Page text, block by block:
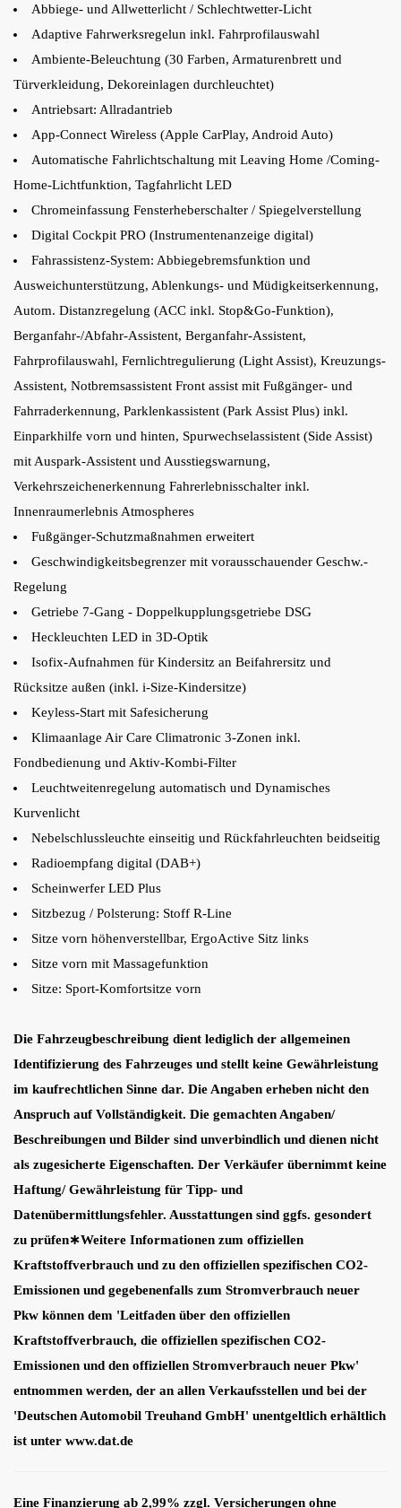
Abbiege- und Allwetterlicht / Schlechtwetter-Licht
Adaptive Fahrwerksregelun inkl. Fahrprofilauswahl
Ambiente-Beleuchtung (30 Farben, Armaturenbrett und
Türverkleidung, Dekoreinlagen durchleuchtet)
Antriebsart: Allradantrieb
App-Connect Wireless (Apple CarPlay, Android Auto)
Automatische Fahrlichtschaltung mit Leaving Home /Coming-
Home-Lichtfunktion, Tagfahrlicht LED
Chromeinfassung Fensterheberschalter / Spiegelverstellung
Digital Cockpit PRO (Instrumentenanzeige digital)
Fahrassistenz-System: Abbiegebremsfunktion und
Ausweichunterstützung, Ablenkungs- und Müdigkeitserkennung,
Autom. Distanzregelung (ACC inkl. Stop&Go-Funktion),
Berganfahr-/Abfahr-Assistent, Berganfahr-Assistent,
Fahrprofilauswahl, Fernlichtregulierung (Light Assist), Kreuzungs-
Assistent, Notbremsassistent Front assist mit Fußgänger- und
Fahrraderkennung, Parklenkassistent (Park Assist Plus) inkl.
Einparkhilfe vorn und hinten, Spurwechselassistent (Side Assist)
mit Auspark-Assistent und Ausstiegswarnung,
Verkehrszeichenerkennung Fahrerlebnisschalter inkl.
Innenraumerlebnis Atmospheres
Fußgänger-Schutzmaßnahmen erweitert
Geschwindigkeitsbegrenzer mit vorausschauender Geschw.-
Regelung
Getriebe 7-Gang - Doppelkupplungsgetriebe DSG
Heckleuchten LED in 3D-Optik
Isofix-Aufnahmen für Kindersitz an Beifahrersitz und
Rücksitze außen (inkl. i-Size-Kindersitze)
Keyless-Start mit Safesicherung
Klimaanlage Air Care Climatronic 3-Zonen inkl.
Fondbedienung und Aktiv-Kombi-Filter
Leuchtweitenregelung automatisch und Dynamisches
Kurvenlicht
Nebelschlussleuchte einseitig und Rückfahrleuchten beidseitig
Radioempfang digital (DAB+)
Scheinwerfer LED Plus
Sitzbezug / Polsterung: Stoff R-Line
Sitze vorn höhenverstellbar, ErgoActive Sitz links
Sitze vorn mit Massagefunktion
Sitze: Sport-Komfortsitze vorn
Die Fahrzeugbeschreibung dient lediglich der allgemeinen
Identifizierung des Fahrzeuges und stellt keine Gewährleistung
im kaufrechtlichen Sinne dar. Die Angaben erheben nicht den
Anspruch auf Vollständigkeit. Die gemachten Angaben/
Beschreibungen und Bilder sind unverbindlich und dienen nicht
als zugesicherte Eigenschaften. Der Verkäufer übernimmt keine
Haftung/ Gewährleistung für Tipp- und
Datenübermittlungsfehler. Ausstattungen sind ggfs. gesondert
zu prüfen∗Weitere Informationen zum offiziellen
Kraftstoffverbrauch und zu den offiziellen spezifischen CO2-
Emissionen und gegebenenfalls zum Stromverbrauch neuer
Pkw können dem 'Leitfaden über den offiziellen
Kraftstoffverbrauch, die offiziellen spezifischen CO2-
Emissionen und den offiziellen Stromverbrauch neuer Pkw'
entnommen werden, der an allen Verkaufsstellen und bei der
'Deutschen Automobil Treuhand GmbH' unentgeltlich erhältlich
ist unter www.dat.de
Eine Finanzierung ab 2,99% zzgl. Versicherungen ohne